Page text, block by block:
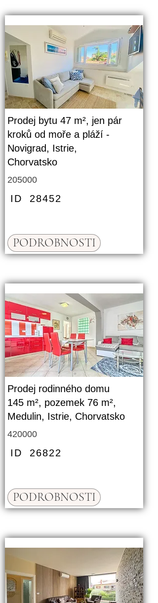
Prodej bytu 47 m², jen pár
kroků od moře a pláží -
Novigrad, Istrie,
Chorvatsko
205000
ID 28452
PODROBNOSTI
Prodej rodinného domu
145 m², pozemek 76 m²,
Medulin, Istrie, Chorvatsko
420000
ID 26822
PODROBNOSTI